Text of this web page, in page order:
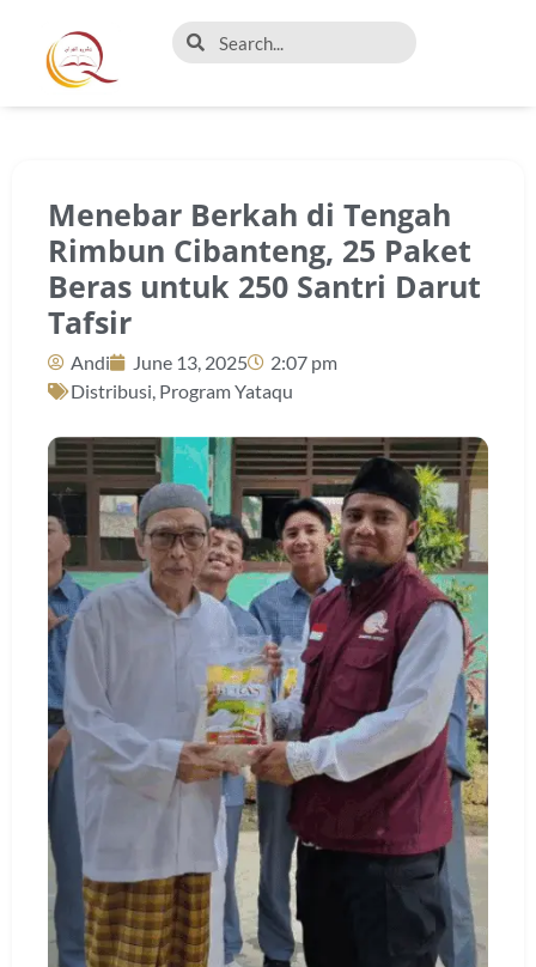
Menebar Berkah di Tengah
Rimbun Cibanteng, 25 Paket
Beras untuk 250 Santri Darut
Tafsir
Andi June 13, 2025
2:07 pm
Distribusi, Program Yataqu